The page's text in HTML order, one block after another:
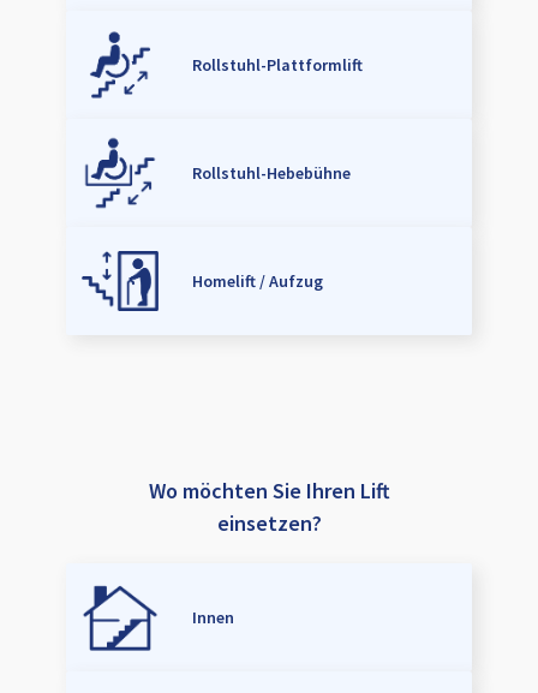
Rollstuhl-Plattformlift
Rollstuhl-Hebebühne
Homelift / Aufzug
Wo möchten Sie Ihren Lift
einsetzen?
Innen